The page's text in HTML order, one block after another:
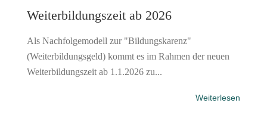
Weiterbildungszeit ab 2026
Als Nachfolgemodell zur "Bildungskarenz"
(Weiterbildungsgeld) kommt es im Rahmen der neuen
Weiterbildungszeit ab 1.1.2026 zu...
Weiterlesen